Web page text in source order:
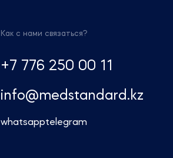
Как с нами связаться?
+7 776 250 00 11
info@medstandard.kz
whatsapptelegram